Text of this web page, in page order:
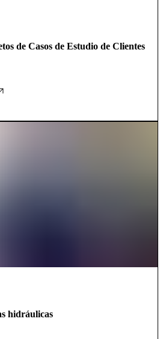
de Casos de Estudio de Clientes
hidráulicas